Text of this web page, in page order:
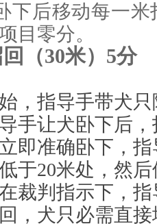
下后移动每一米
目 零分。
（30米） 5分
，指导手带犬
手让犬卧下后，
即准确卧下，
于20米处， 然后
裁判指示下，指
，犬只必需直